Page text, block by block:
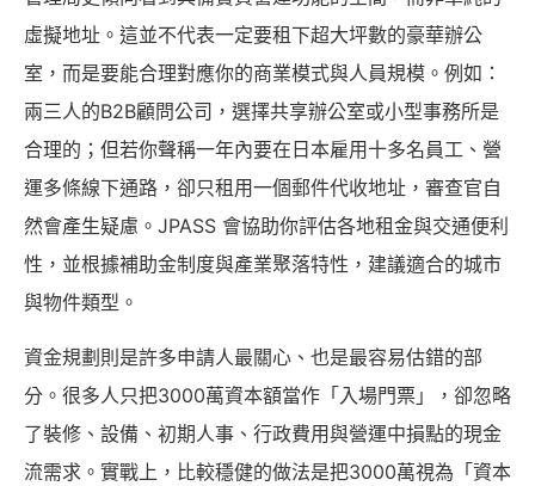
虛擬地址。這並不代表一定要租下超大坪數的豪華辦公
室，而是要能合理對應你的商業模式與人員規模。例如：
兩三人的B2B顧問公司，選擇共享辦公室或小型事務所是
合理的；但若你聲稱一年內要在日本雇用十多名員工、營
運多條線下通路，卻只租用一個郵件代收地址，審查官自
然會產生疑慮。JPASS 會協助你評估各地租金與交通便利
性，並根據補助金制度與產業聚落特性，建議適合的城市
與物件類型。
資金規劃則是許多申請人最關心、也是最容易估錯的部
分。很多人只把3000萬資本額當作「入場門票」，卻忽略
了裝修、設備、初期人事、行政費用與營運中損點的現金
流需求。實戰上，比較穩健的做法是把3000萬視為「資本